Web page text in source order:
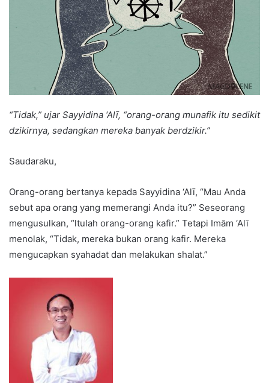
“Tidak,” ujar Sayyidina ‘Alī, “orang-orang munafik itu sedikit
dzikirnya, sedangkan mereka banyak berdzikir.”
Saudaraku,
Orang-orang bertanya kepada Sayyidina ‘Alī, “Mau Anda
sebut apa orang yang memerangi Anda itu?” Seseorang
mengusulkan, “ltulah orang-orang kafir.” Tetapi Imām ‘Alī
menolak, “Tidak, mereka bukan orang kafir. Mereka
mengucapkan syahadat dan melakukan shalat.”